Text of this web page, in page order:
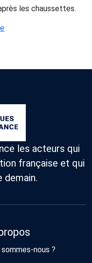
les chaussettes.
les acteurs qui
française et qui
demain.
sommes-nous ?